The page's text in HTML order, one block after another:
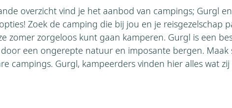
overzicht vind je het aanbod van campings; Gurgl
Zoek de camping die bij jou en je reisgezelschap
zomer zorgeloos kunt gaan kamperen. Gurgl is een
een ongerepte natuur en imposante bergen. Maak
campings. Gurgl, kampeerders vinden hier alles wat zij